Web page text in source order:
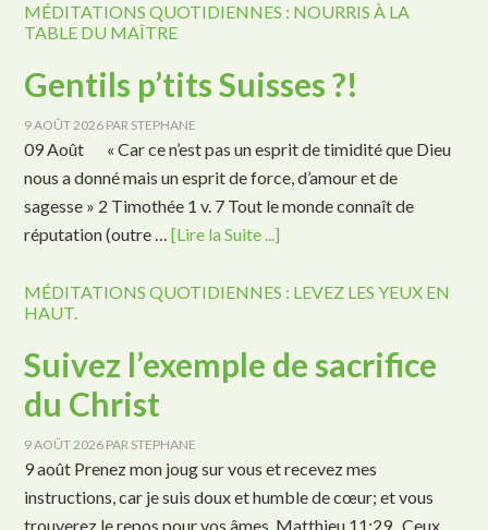
MÉDITATIONS QUOTIDIENNES : NOURRIS À LA
TABLE DU MAÎTRE
Gentils p’tits Suisses ?!
9 AOÛT 2026 PAR STEPHANE
09 Août « Car ce n’est pas un esprit de timidité que Dieu
nous a donné mais un esprit de force, d’amour et de
sagesse » 2 Timothée 1 v. 7 Tout le monde connaît de
réputation (outre …[Lire la Suite ...]
MÉDITATIONS QUOTIDIENNES : LEVEZ LES YEUX EN
HAUT.
Suivez l’exemple de sacrifice
du Christ
9 AOÛT 2026 PAR STEPHANE
9 août Prenez mon joug sur vous et recevez mes
instructions, car je suis doux et humble de cœur; et vous
trouverez le repos pour vos âmes. Matthieu 11:29. Ceux